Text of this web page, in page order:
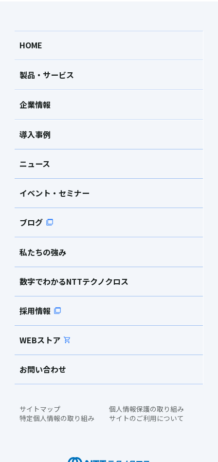
HOME
製品・サービス
企業情報
導入事例
ニュース
イベント・セミナー
ブログ
私たちの強み
数字でわかるNTTテクノクロス
採用情報
WEBストア
お問い合わせ
サイトマップ
個人情報保護の取り組み
特定個人情報の取り組み
サイトのご利用について